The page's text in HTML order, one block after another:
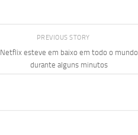
PREVIOUS STORY
Netflix esteve em baixo em todo o mundo
durante alguns minutos